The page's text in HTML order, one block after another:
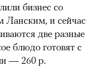
бизнес со
Ланским, и сейчас
две разные
блюдо готовят с
— 260 р.